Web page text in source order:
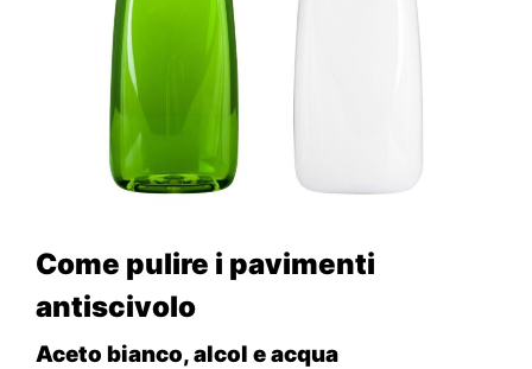
Come pulire i pavimenti
antiscivolo
Aceto bianco, alcol e acqua